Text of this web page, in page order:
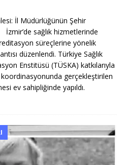
İl Müdürlüğünün Şehir
İzmir’de sağlık hizmetlerinde
süreçlerine yönelik
düzenlendi. Türkiye Sağlık
Enstitüsü (TÜSKA) katkılarıyla
gerçekleştirilen
ev sahipliğinde yapıldı.